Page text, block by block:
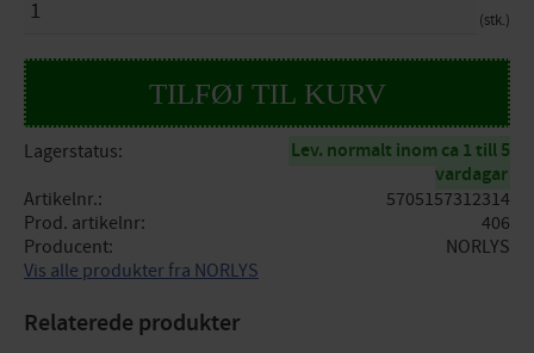
stk.
Lagerstatus
Lev. normalt inom ca 1 till 5
vardagar
Artikelnr.
5705157312314
Prod. artikelnr
406
Producent
NORLYS
Vis alle produkter fra NORLYS
Relaterede produkter